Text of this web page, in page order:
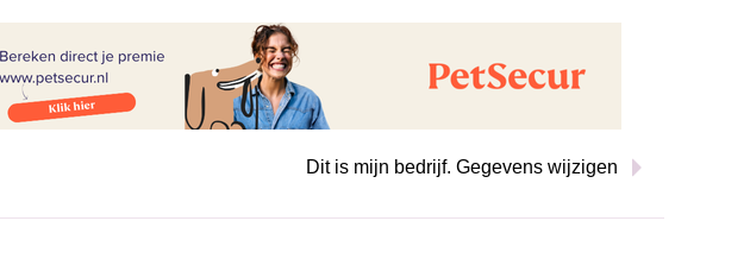
Dit is mijn bedrijf. Gegevens wijzigen